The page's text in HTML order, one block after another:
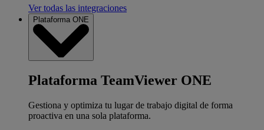
Ver todas las integraciones
Plataforma ONE
Plataforma TeamViewer ONE
Gestiona y optimiza tu lugar de trabajo digital de forma
proactiva en una sola plataforma.